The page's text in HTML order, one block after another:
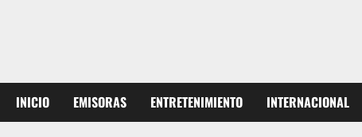
INICIO EMISORAS ENTRETENIMIENTO INTERNACIONAL